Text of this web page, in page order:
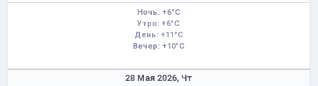
Ночь: +6°C
Утро: +6°C
День: +11°C
Вечер: +10°C
28 Мая 2026, Чт